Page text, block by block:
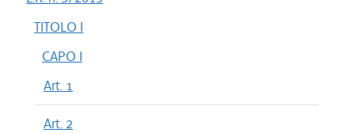
TITOLO I
CAPO I
Art. 1
Art. 2